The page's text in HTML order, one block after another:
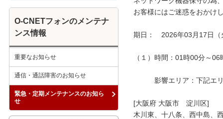
お客様にはご迷惑をおかけ
期日：　2026年03月17日（
（１）時間：01時00分～06
影響エリア：下記エリ
[大阪府 大阪市　淀川区]
木川東、十八条、西中島、
O-CNETフォンのメンテナ
ンス情報
重要なお知らせ
通信・通話障害のお知らせ
緊急・定期メンテナンスのお知ら
せ